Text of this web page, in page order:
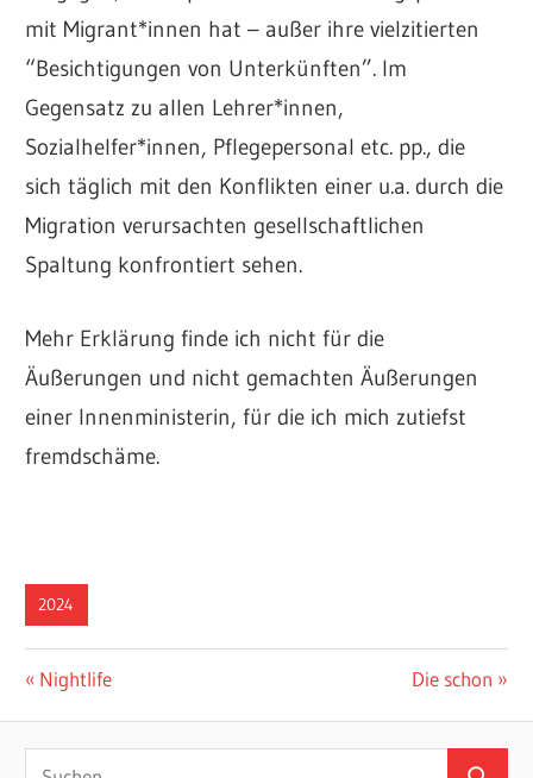
mit Migrant*innen hat – außer ihre vielzitierten
“Besichtigungen von Unterkünften”. Im
Gegensatz zu allen Lehrer*innen,
Sozialhelfer*innen, Pflegepersonal etc. pp., die
sich täglich mit den Konflikten einer u.a. durch die
Migration verursachten gesellschaftlichen
Spaltung konfrontiert sehen.
Mehr Erklärung finde ich nicht für die
Äußerungen und nicht gemachten Äußerungen
einer Innenministerin, für die ich mich zutiefst
fremdschäme.
2024
Beitragsnavigation
Vorheriger
Nightlife
Nächster
Die schon
Suchen